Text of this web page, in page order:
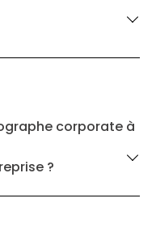
corporate à
?